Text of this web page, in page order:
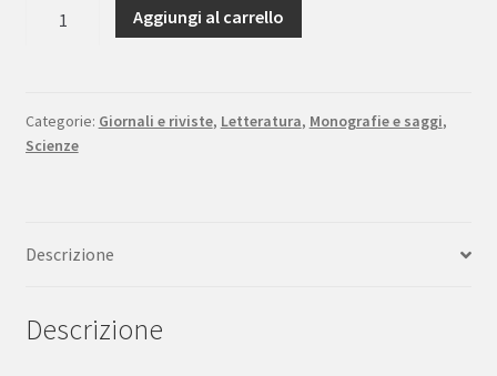
1939
XVII-
Guglielmo
Aggiungi al carrello
Categorie: Giornali e riviste, Letteratura, Monografie e saggi,
Scienze
Descrizione
Descrizione